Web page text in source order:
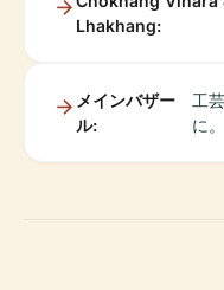
Lhakhang:
メインバザー
ル:
工
に。